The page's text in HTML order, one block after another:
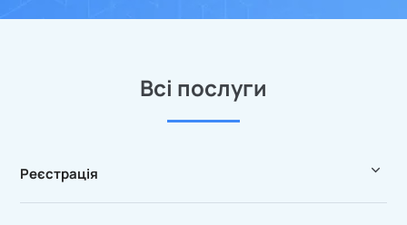
Всі послуги
Реєстрація